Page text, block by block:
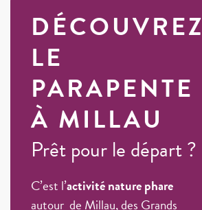
DÉCOUVREZ
LE
PARAPENTE
À MILLAU
Prêt pour le départ ?
C’est l’activité nature phare
autour de Millau, des Grands